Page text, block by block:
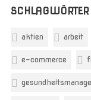
SCHLAGWÖRTER
aktien arbeit
e-commerce